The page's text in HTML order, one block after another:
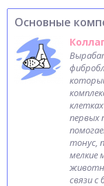
Основные
первых
тонус,
мелкие
связи